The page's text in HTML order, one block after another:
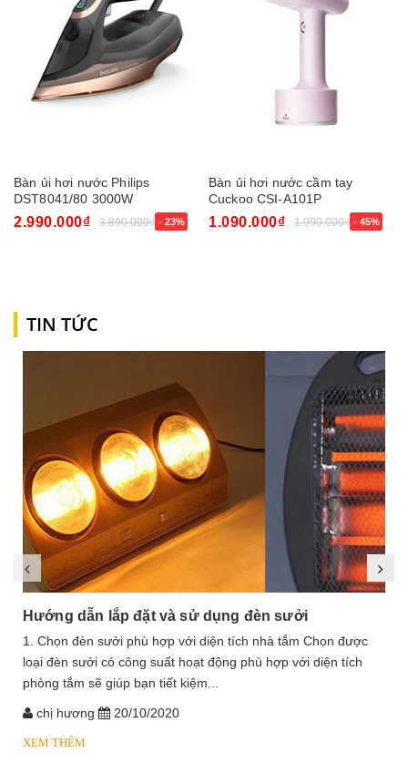
Bàn ủi hơi nước Philips
DST8041/80 3000W
2.990.000₫ 3.890.000₫ - 23%
Bàn ủi hơi nước cầm tay
Cuckoo CSI-A101P
1.090.000₫ 1.990.000₫ - 45%
TIN TỨC
Hướng dẫn lắp đặt và sử dụng đèn sưởi
1. Chọn đèn sưởi phù hợp với diện tích nhà tắm Chọn được
loại đèn sưởi có công suất hoạt động phù hợp với diện tích
phòng tắm sẽ giúp bạn tiết kiệm...
chị hương 20/10/2020
XEM THÊM